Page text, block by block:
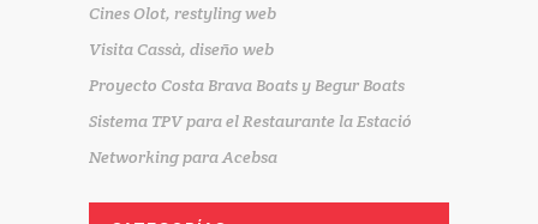
Cines Olot, restyling web
Visita Cassà, diseño web
Proyecto Costa Brava Boats y Begur Boats
Sistema TPV para el Restaurante la Estació
Networking para Acebsa